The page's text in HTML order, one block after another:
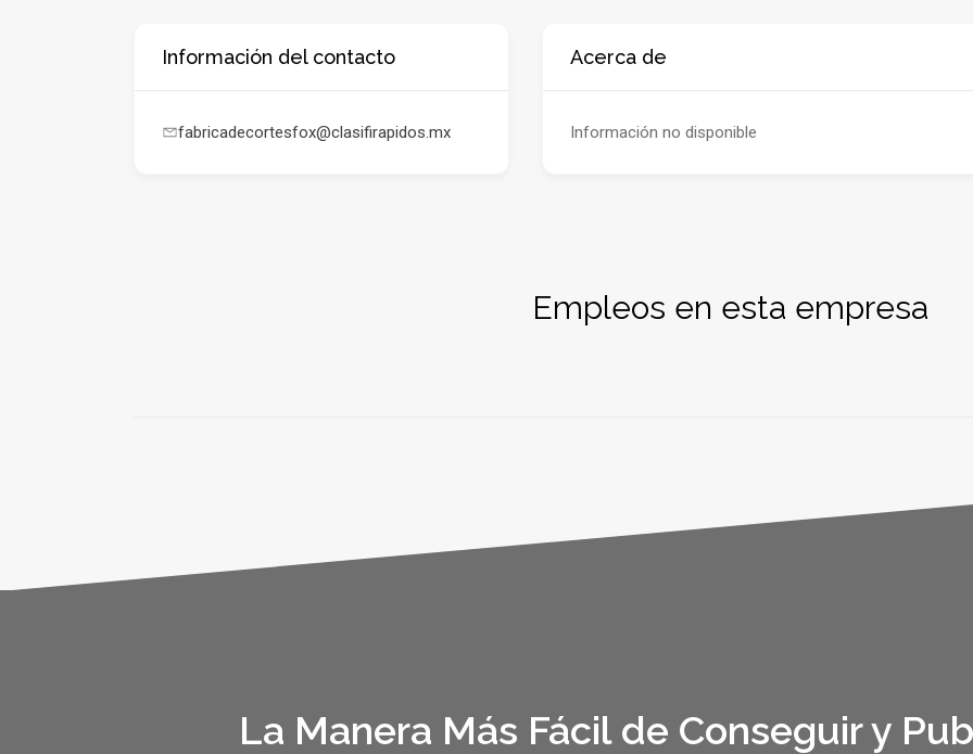
Información del contacto
fabricadecortesfox@clasifirapidos.mx
Acerca de
Información no disponible
Empleos en esta empresa
La Manera Más Fácil de Conseguir y